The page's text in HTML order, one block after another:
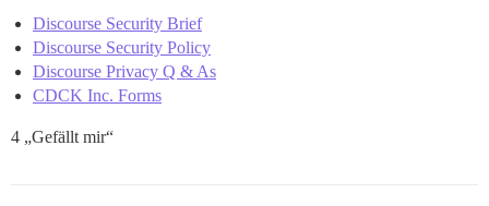
Discourse Security Brief
Discourse Security Policy
Discourse Privacy Q & As
CDCK Inc. Forms
4 „Gefällt mir“